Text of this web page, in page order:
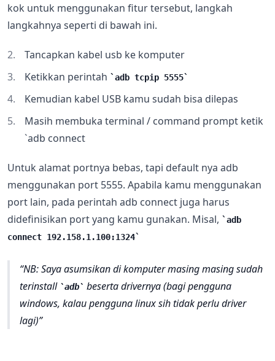
kok untuk menggunakan fitur tersebut, langkah
langkahnya seperti di bawah ini.
Tancapkan kabel usb ke komputer
Ketikkan perintah
adb tcpip 5555
Kemudian kabel USB kamu sudah bisa dilepas
Masih membuka terminal / command prompt ketik
`adb connect
Untuk alamat portnya bebas, tapi default nya adb
menggunakan port 5555. Apabila kamu menggunakan
port lain, pada perintah adb connect juga harus
didefinisikan port yang kamu gunakan. Misal,
adb
connect 192.158.1.100:1324
NB: Saya asumsikan di komputer masing masing sudah
terinstall
adb
beserta drivernya (bagi pengguna
windows, kalau pengguna linux sih tidak perlu driver
lagi)